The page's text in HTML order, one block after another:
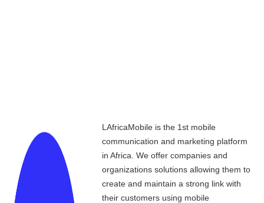
LAfricaMobile is the 1st mobile
communication and marketing platform
in Africa. We offer companies and
organizations solutions allowing them to
create and maintain a strong link with
their customers using mobile